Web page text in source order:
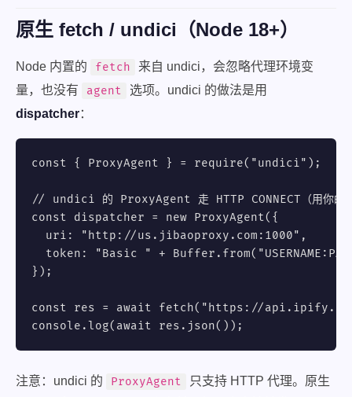
原生 fetch / undici（Node 18+）
Node 内置的 fetch
来自 undici，会忽略代理环境变
量，也没有
agent
选项。undici 的做法是用
dispatcher：
const { ProxyAgent } = require("undici");
// undici 的 ProxyAgent 走 HTTP CONNECT（用你的
const dispatcher = new ProxyAgent({
  uri: "http://us.jibaoproxy.com:1000",
token: "Basic " +
});
const res = await fetch("https://
console.log(await res.json());
注意：undici 的 ProxyAgent
只支持 HTTP 代理。原生